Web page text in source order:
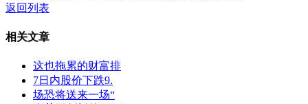
返回列表
相关文章
这也拖累的财富排
7日内股价下跌9.
场恐将送来一场“